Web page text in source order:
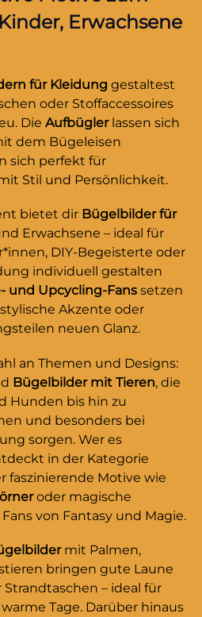
leicht
– dieses Motiv
Statement in deine
mit langweiligen
mit Humor!Du willst
mit sarkastischem
guten Prise Humor
einen Blick auf unsere
finde dein nächstes
Erwachsene
für Kleidung gestaltest
oder Stoffaccessoires
Die Aufbüglerlassen sich
dem Bügeleisen
sich perfekt für
Stil und Persönlichkeit.
bietet dir Bügelbilder für
Erwachsene – ideal für
DIY-Begeisterte oder
individuell gestalten
und Upcycling-Fans setzen
Akzente oder
neuen Glanz.
an Themen und Designs:
Bügelbilder mit Tieren, die
Hunden bis hin zu
und besonders bei
sorgen. Wer es
in der Kategorie
faszinierende Motive wie
oder magische
von Fantasy und Magie.
mit Palmen,
bringen gute Laune
Strandtaschen – ideal für
Tage. Darüber hinaus